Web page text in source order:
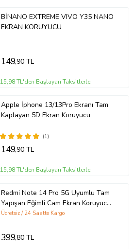
BİNANO EXTREME VIVO Y35 NANO
EKRAN KORUYUCU
149,90 TL
15,98 TL'den Başlayan Taksitlerle
Apple İphone 13/13Pro Ekranı Tam
Kaplayan 5D Ekran Koruyucu
(1)
149,90 TL
15,98 TL'den Başlayan Taksitlerle
Redmi Note 14 Pro 5G Uyumlu Tam
Yapışan Eğimli Cam Ekran Koruyucu
(Siyah)
Ücretsiz / 24 Saatte Kargo
399,80 TL